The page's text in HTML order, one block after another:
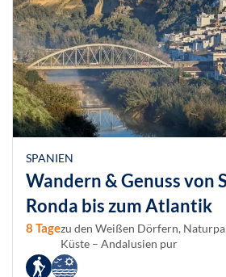
SPANIEN
Wandern & Genuss von
Ronda bis zum Atlantik
8 Tagezu den Weißen Dörfern,
Küste – Andalusien pur